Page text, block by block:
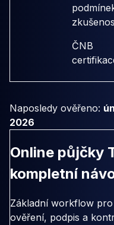
ČNB
Naposledy ověřeno:
2026
Online půjčky
kompletní
Základní workflow
ověření, podpis a